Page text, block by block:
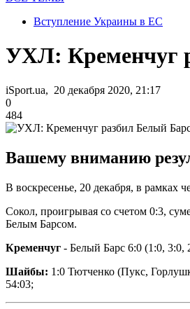
Вступление Украины в ЕС
УХЛ: Кременчуг
iSport.ua, 20 декабря 2020, 21:17
0
484
Вашему вниманию
В воскресенье, 20 декабря, в рамках
Сокол, проигрывая со счетом 0:3,
Белым Барсом.
Кременчуг - Белый Барс 6:0 (1:0, 3:0,
Шайбы: 1:0 Тютченко (Пукс,
54:03;